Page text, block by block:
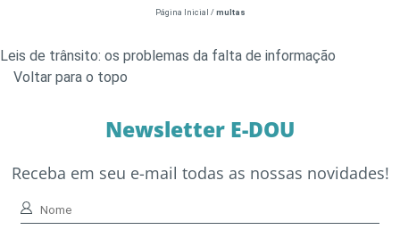
Página Inicial / multas
Leis de trânsito: os problemas da falta de informação
Voltar para o topo
Newsletter E-DOU
Receba em seu e-mail todas as nossas novidades!